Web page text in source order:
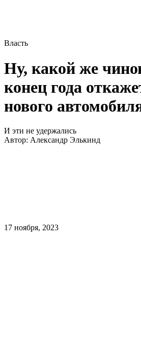
Власть
Ну, какой же
конец года
нового
И эти не удержались
Автор: Александр Элькинд
17 ноября, 2023